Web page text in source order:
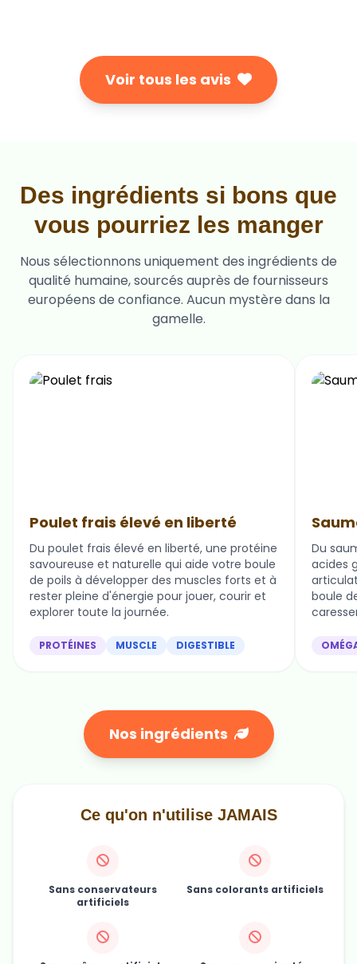
Voir tous les avis
Des ingrédients si bons que
vous pourriez les manger
Nous sélectionnons uniquement des ingrédients de
qualité humaine, sourcés auprès de fournisseurs
européens de confiance. Aucun mystère dans la
gamelle.
Poulet frais élevé en liberté
Du poulet frais élevé en liberté, une protéine
savoureuse et naturelle qui aide votre boule
de poils à développer des muscles forts et à
rester pleine d'énergie pour jouer, courir et
explorer toute la journée.
PROTÉINES MUSCLE DIGESTIBLE
Du
acides
boule
Nos ingrédients
Ce qu'on n'utilise JAMAIS
Sans conservateurs
artificiels
Sans colorants artificiels